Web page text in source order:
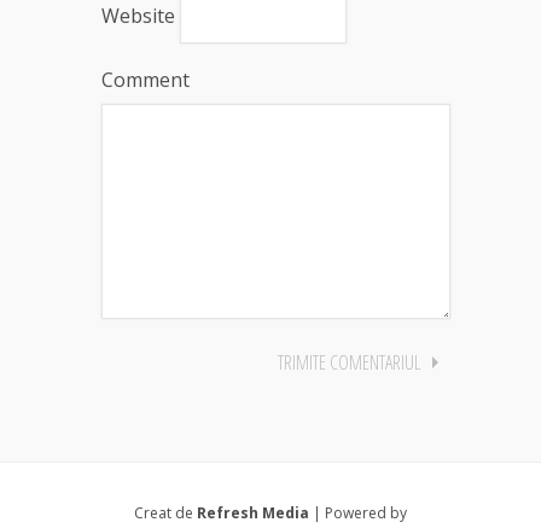
Website
Comment
Creat de Refresh Media | Powered by